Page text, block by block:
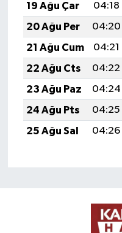
19 Ağu Çar
04:18
20 Ağu Per
04:20
21 Ağu Cum
04:21
22 Ağu Cts
04:22
23 Ağu Paz
04:24
24 Ağu Pts
04:25
25 Ağu Sal
04:26